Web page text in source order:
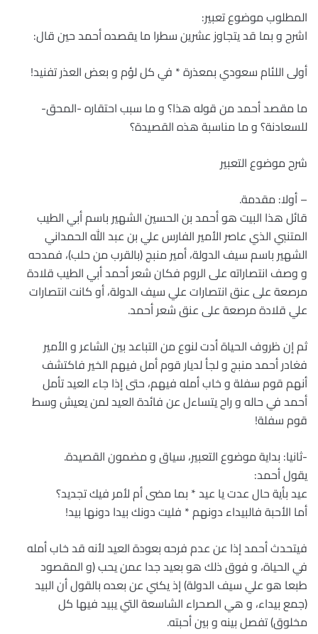
المطلوب موضوع تعبير:
اشرح و بما قد يتجاوز عشرين سطرا ما يقصده أحمد حين قال:
أولى اللئام سعودي بمعذرة * في كل لؤم و بعض العذر تفنيد!
ما مقصد أحمد من قوله هذا؟ و ما سبب احتقاره -المحق-
للسعادنة؟ و ما مناسبة هذه القصيدة؟
شرح موضوع التعبير
– أولا: مقدمة.
قائل هذا البيت هو أحمد بن الحسين الشهير باسم أبي الطيب
المتنبي الذي عاصر الأمير الفارس علي بن عبد الله الحمداني
الشهير باسم سيف الدولة، أمير منبج (بالقرب من حلب)، فمدحه
و وصف انتصاراته على الروم فكان شعر أحمد أبي الطيب قلادة
مرصعة على عنق انتصارات علي سيف الدولة، أو كانت انتصارات
علي قلادة مرصعة على عنق شعر أحمد.
ثم إن ظروف الحياة أدت لنوع من التباعد بين الشاعر و الأمير
فغادر أحمد منبج و لجأ لديار قوم أمل فيهم الخير فاكتشف
أنهم قوم سفلة و خاب أمله فيهم، حتى إذا جاء العيد تأمل
أحمد في حاله و راح يتساءل عن فائدة العيد لمن يعيش وسط
قوم سفلة!
-ثانيا: بداية موضوع التعبير، سياق و مضمون القصيدة.
يقول أحمد:
عيد بأية حال عدت يا عيد * بما مضى أم لأمر فيك تجديد؟
أما الأحبة فالبيداء دونهم * فليت دونك بيدا دونها بيد!
فيتحدث أحمد إذا عن عدم فرحه بعودة العيد لأنه قد خاب أمله
في الحياة، و فوق ذلك هو بعيد جدا عمن يحب (و المقصود
طبعا هو علي سيف الدولة) إذ يكني عن بعده بالقول أن البيد
(جمع بيداء، و هي الصحراء الشاسعة التي يبيد فيها كل
مخلوق) تفصل بينه و بين أحبته.